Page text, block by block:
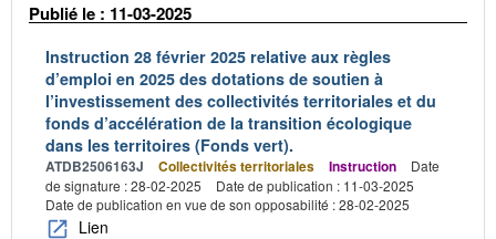
Publié le : 11-03-2025
Instruction 28 février 2025 relative aux règles
d’emploi en 2025 des dotations de soutien à
l’investissement des collectivités territoriales et du
fonds d’accélération de la transition écologique
dans les territoires (Fonds vert).
ATDB2506163J Collectivités territoriales Instruction
Date
de signature : 28-02-2025
Date de publication : 11-03-2025
Date de publication en vue de son opposabilité : 28-02-2025
Lien